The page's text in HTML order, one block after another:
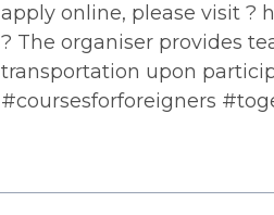
apply online, please visit ?
? The organiser provides
transportation upon
#coursesforforeigners